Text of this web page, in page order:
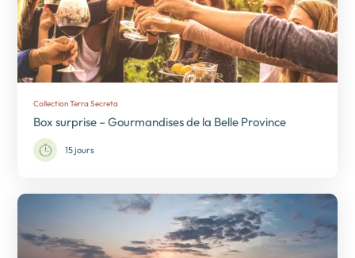
Collection Terra Secreta
Box surprise – Gourmandises de la Belle Province
15 jours